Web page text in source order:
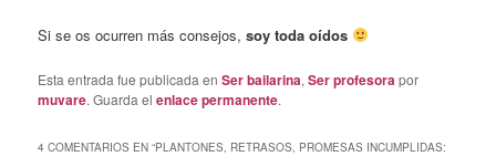
Si se os ocurren más consejos,soy toda oídos
Esta entrada fue publicada enSer bailarina,Ser profesorapor
muvare. Guarda elenlace permanente.
4 COMENTARIOS EN “PLANTONES, RETRASOS, PROMESAS INCUMPLIDAS: